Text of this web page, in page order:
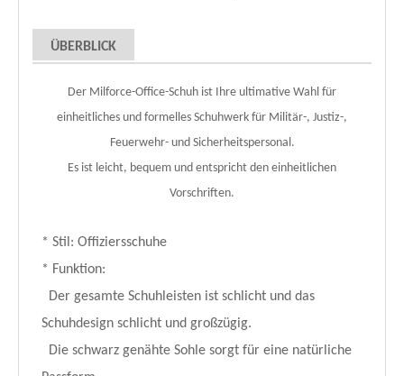
ÜBERBLICK
Der Milforce-Office-Schuh ist Ihre ultimative Wahl für
einheitliches und formelles Schuhwerk für Militär-, Justiz-,
Feuerwehr- und Sicherheitspersonal.
Es ist leicht, bequem und entspricht den einheitlichen
Vorschriften.
* Stil: Offiziersschuhe
* Funktion:
Der gesamte Schuhleisten ist schlicht und das
Schuhdesign schlicht und großzügig.
Die schwarz genähte Sohle sorgt für eine natürliche